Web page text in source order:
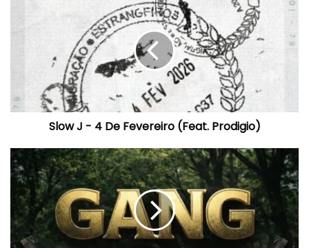
(Feat.
Prodigio)
Slow J - 4 De Fevereiro (Feat. Prodigio)
Joy
Prince
Soba
Mugabe
Gang